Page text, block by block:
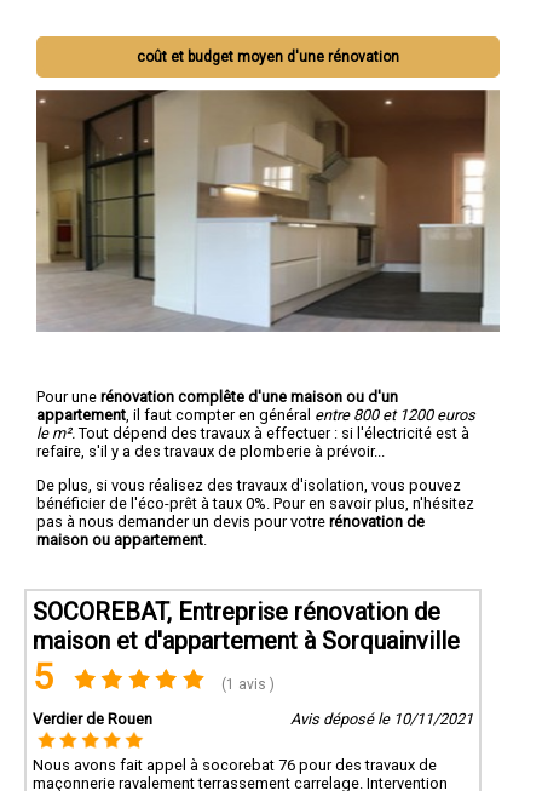
coût et budget moyen d'une rénovation
Pour une rénovation complête d'une maison ou d'un
appartement , il faut compter en général entre 800 et 1200 euros
le m². Tout dépend des travaux à effectuer : si l'électricité est à
refaire, s'il y a des travaux de plomberie à prévoir...
De plus, si vous réalisez des travaux d'isolation, vous pouvez
bénéficier de l'éco-prêt à taux 0%. Pour en savoir plus, n'hésitez
pas à nous demander un devis pour votre rénovation de
maison ou appartement
SOCOREBAT, Entreprise rénovation de
maison et d'appartement à Sorquainville
5 (1 avis )
Verdier de Rouen Avis déposé le 10/11/2021
Nous avons fait appel à socorebat 76 pour des travaux de
maçonnerie ravalement terrassement carrelage. Intervention